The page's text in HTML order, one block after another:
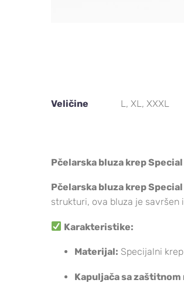
Veličine L, XL, XXXL
Pčelarska bluza krep
Pčelarska bluza krep Special
strukturi, ova bluza je savršen
Karakteristike:
Materijal: Specijalni
Kapuljača sa zaštitnom